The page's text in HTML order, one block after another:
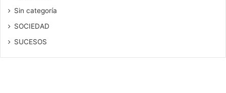
Sin categoría
SOCIEDAD
SUCESOS